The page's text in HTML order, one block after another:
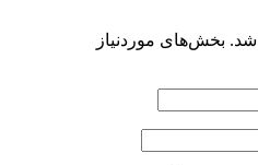
شد. بخش‌های موردنیاز